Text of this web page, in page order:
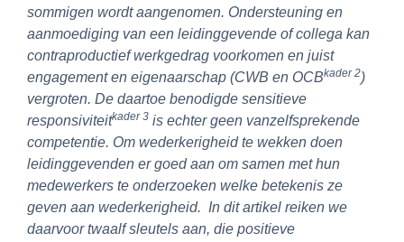
sommigen wordt aangenomen. Ondersteuning en
aanmoediging van een leidinggevende of collega kan
contraproductief werkgedrag voorkomen en juist
engagement en eigenaarschap (CWB en OCBkader 2)
vergroten. De daartoe benodigde sensitieve
responsiviteitkader 3 is echter geen vanzelfsprekende
competentie. Om wederkerigheid te wekken doen
leidinggevenden er goed aan om samen met hun
medewerkers te onderzoeken welke betekenis ze
geven aan wederkerigheid. In dit artikel reiken we
daarvoor twaalf sleutels aan, die positieve